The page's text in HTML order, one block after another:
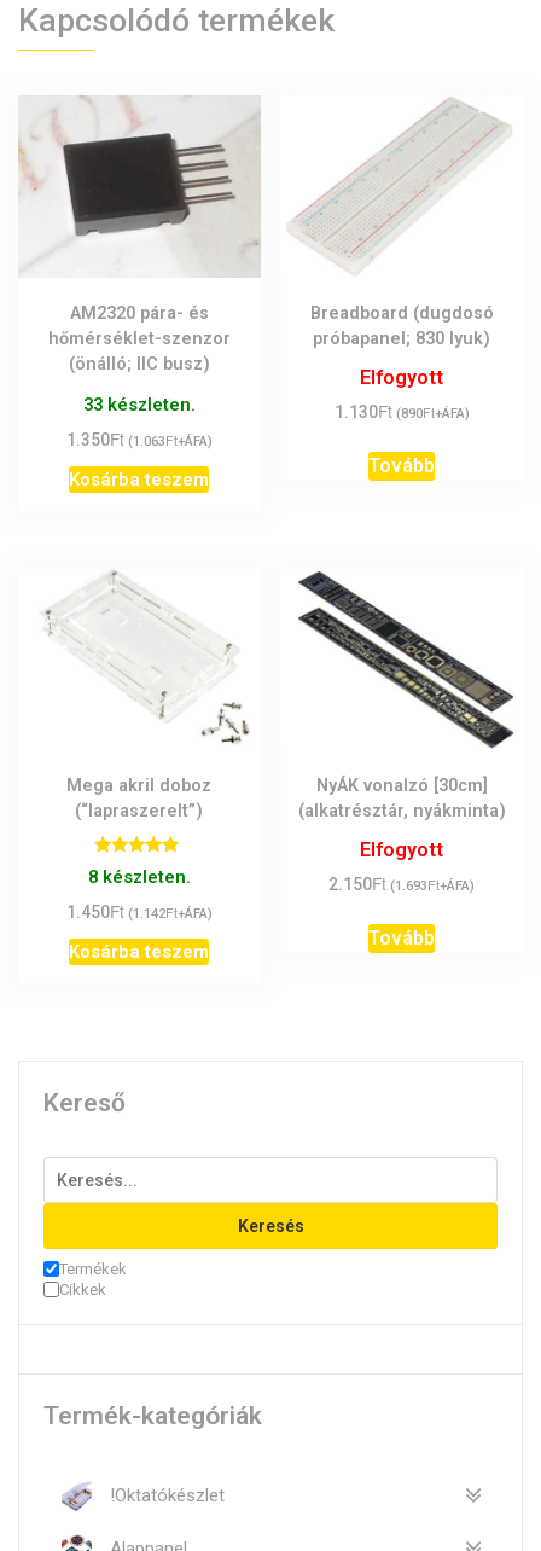
Kapcsolódó termékek
AM2320 pára- és
hőmérséklet-szenzor
(önálló; IIC busz)
33 készleten.
1.350Ft (1.063Ft+ÁFA)
Kosárba teszem
Breadboard (dugdosó
próbapanel; 830 lyuk)
Elfogyott
1.130Ft (890Ft+ÁFA)
Tovább
Mega akril doboz
(“lapraszerelt”)
Értékelés:
5.00
8 készleten.
1.450Ft (1.142Ft+ÁFA)
Kosárba teszem
NyÁK vonalzó [30cm]
(alkatrésztár, nyákminta)
Elfogyott
2.150Ft (1.693Ft+ÁFA)
Tovább
Kereső
Keresés
Termékek
Cikkek
Termék-kategóriák
!Oktatókészlet